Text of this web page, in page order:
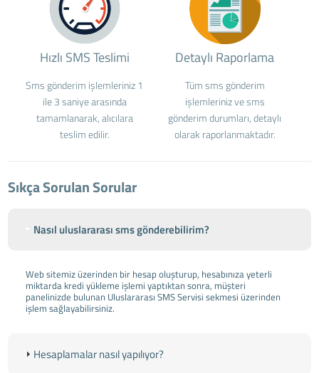
Hızlı SMS Teslimi
Sms gönderim işlemleriniz 1
ile 3 saniye arasında
tamamlanarak, alıcılara
teslim edilir.
Detaylı Raporlama
Tüm sms gönderim
işlemleriniz ve sms
gönderim durumları, detaylı
olarak raporlanmaktadır.
Sıkça Sorulan Sorular
Nasıl uluslararası sms gönderebilirim?
Web sitemiz üzerinden bir hesap oluşturup, hesabınıza yeterli
miktarda kredi yükleme işlemi yaptıktan sonra, müşteri
panelinizde bulunan Uluslararası SMS Servisi sekmesi üzerinden
işlem sağlayabilirsiniz.
Hesaplamalar nasıl yapılıyor?